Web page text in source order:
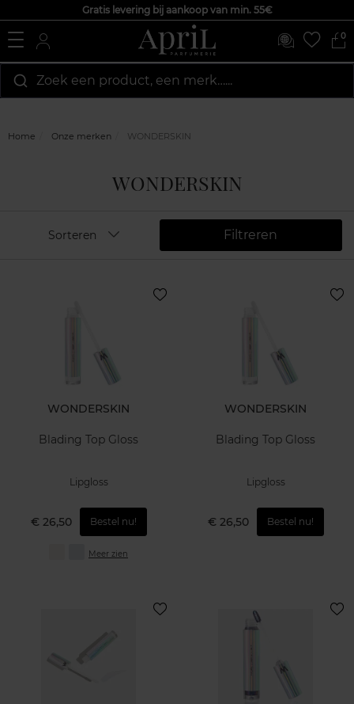
Gratis levering bij aankoop van min. 55€
0
Zoek een product, een merk…...
Home Onze merken WONDERSKIN
WONDERSKIN
Filtreren
Sorteren
WONDERSKIN
Blading Top Gloss
Lipgloss
€ 26,50 Bestel nu!
Meer zien
WONDERSKIN
Blading Top Gloss
Lipgloss
€ 26,50 Bestel nu!